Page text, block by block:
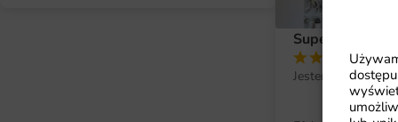
Super efekt !
2
Jestem bardzo